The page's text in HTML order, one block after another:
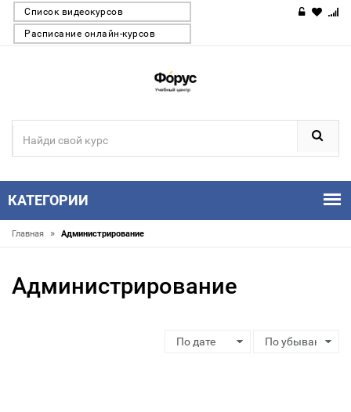
Список видеокурсов
Расписание онлайн-курсов
КАТЕГОРИИ
Главная » Администрирование
Администрирование